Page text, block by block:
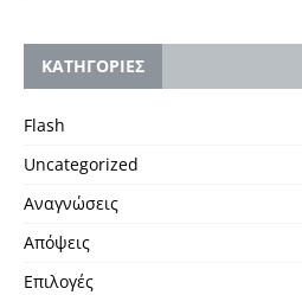
KΑΤΗΓΟΡΙΕΣ
Flash
Uncategorized
Αναγνώσεις
Απόψεις
Επιλογές